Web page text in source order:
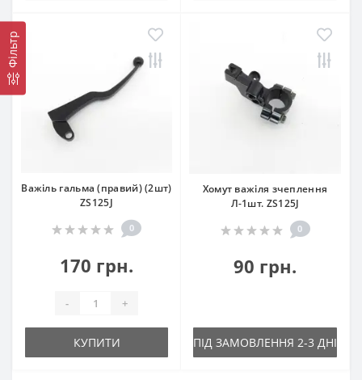
Фільтр
Важіль гальма (правий) (2шт)
ZS125J
0
170 грн.
- +
КУПИТИ
Хомут важіля зчеплення
Л-1шт. ZS125J
0
90 грн.
ПІД ЗАМОВЛЕННЯ 2-3 ДНІ